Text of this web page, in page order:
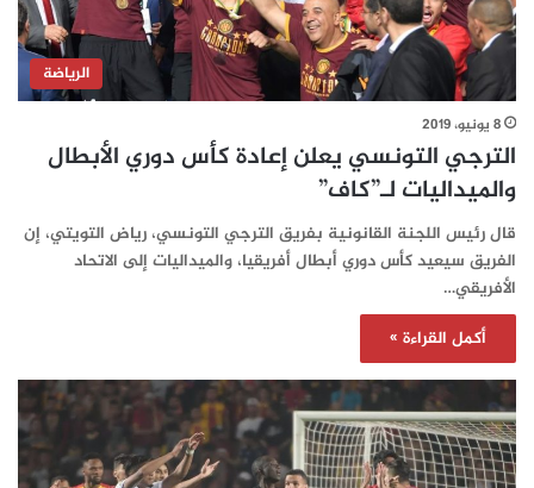
الرياضة
8 يونيو، 2019
الترجي التونسي يعلن إعادة كأس دوري الأبطال
والميداليات لـ”كاف”
قال رئيس اللجنة القانونية بفريق الترجي التونسي، رياض التويتي، إن
الفريق سيعيد كأس دوري أبطال أفريقيا، والميداليات إلى الاتحاد
الأفريقي…
أكمل القراءة »